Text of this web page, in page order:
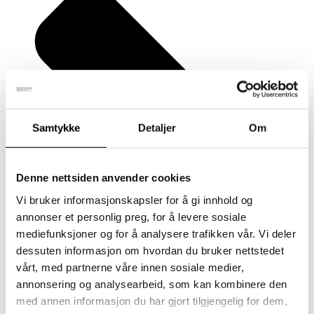
Samtykke Detaljer Om
Denne nettsiden anvender cookies
Vi bruker informasjonskapsler for å gi innhold og
annonser et personlig preg, for å levere sosiale
mediefunksjoner og for å analysere trafikken vår. Vi deler
dessuten informasjon om hvordan du bruker nettstedet
vårt, med partnerne våre innen sosiale medier,
annonsering og analysearbeid, som kan kombinere den
med annen informasjon du har gjort tilgjengelig for dem,